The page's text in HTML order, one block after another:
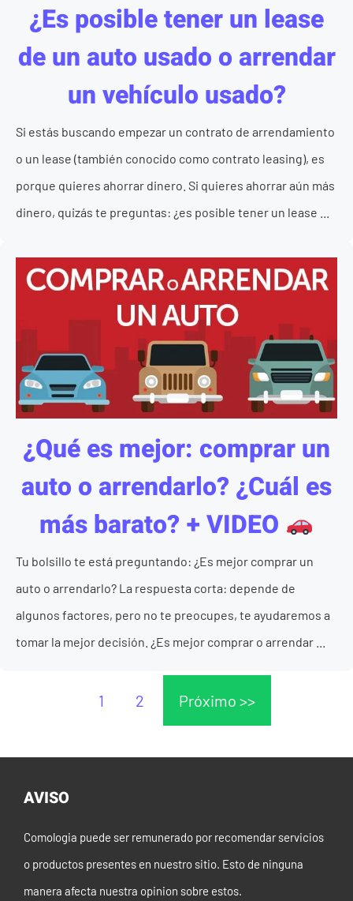
¿Es posible tener un lease
de un auto usado o arrendar
un vehículo usado?
Si estás buscando empezar un contrato de arrendamiento
o un lease (también conocido como contrato leasing), es
porque quieres ahorrar dinero. Si quieres ahorrar aún más
dinero, quizás te preguntas: ¿es posible tener un lease ...
¿Qué es mejor: comprar un
auto o arrendarlo? ¿Cuál es
más barato? + VIDEO
Tu bolsillo te está preguntando: ¿Es mejor comprar un
auto o arrendarlo? La respuesta corta: depende de
algunos factores, pero no te preocupes, te ayudaremos a
tomar la mejor decisión. ¿Es mejor comprar o arrendar ...
1 2 Próximo >>
AVISO
Comologia puede ser remunerado por recomendar servicios
o productos presentes en nuestro sitio. Esto de ninguna
manera afecta nuestra opinion sobre estos.